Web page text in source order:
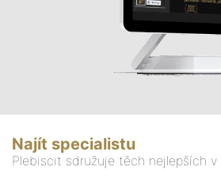
Najít specialistu
Plebiscit sdružuje těch nejlepších v